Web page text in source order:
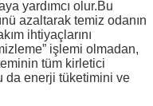
yardımcı olur.Bu
azaltarak temiz odanın
ihtiyaçlarını
işlemi olmadan,
tüm kirletici
da enerji tüketimini ve